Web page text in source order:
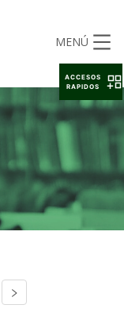
MENÚ
ACCESOS
RAPIDOS